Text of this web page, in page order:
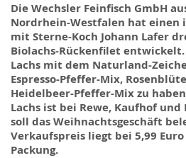
Die Wechsler Feinfisch GmbH
Nordrhein-Westfalen hat einen
mit Sterne-Koch Johann Lafer
Biolachs-Rückenfilet
Lachs mit dem Naturland-
Espresso-Pfeffer-Mix,
Heidelbeer-Pfeffer-Mix zu
Lachs ist bei Rewe, Kaufhof
soll das Weihnachtsgeschäft
Verkaufspreis liegt bei 5,99
Packung.